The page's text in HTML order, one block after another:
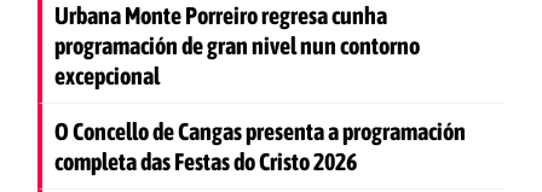
Urbana Monte Porreiro regresa cunha
programación de gran nivel nun contorno
excepcional
O Concello de Cangas presenta a programación
completa das Festas do Cristo 2026